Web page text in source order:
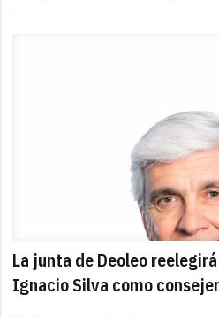
La junta de Deoleo
Ignacio Silva como